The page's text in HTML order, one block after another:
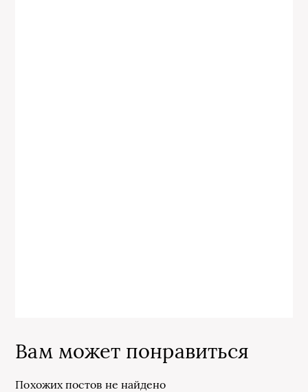
Вам может понравиться
Похожих постов не найдено